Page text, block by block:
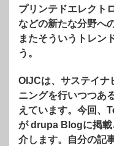
プリンテドエレクト
などの新たな分野へ
またそういうトレン
う。
OIJCは、サステイナ
ニングを行いつつあ
えています。今回、
が drupa Blogに掲載
介します。自分の記